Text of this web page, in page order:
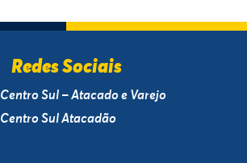
Redes Sociais
Centro Sul – Atacado e Varejo
Centro Sul Atacadão